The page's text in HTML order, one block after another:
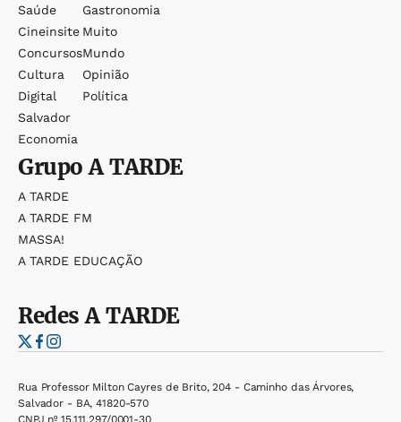
Saúde
Cineinsite
Concursos
Cultura
Digital
Salvador
Economia
Gastronomia
Muito
Mundo
Opinião
Política
GrupoA TARDE
A TARDE
A TARDE FM
MASSA!
A TARDE EDUCAÇÃO
RedesA TARDE
Rua Professor Milton Cayres de Brito, 204 - Caminho das Árvores,
Salvador - BA, 41820-570
CNPJ nº 15.111.297/0001-30